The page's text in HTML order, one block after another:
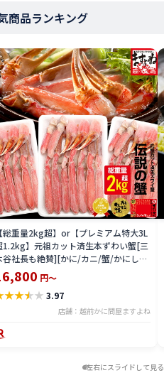
商品ランキング
【総重量2kg超】or【プレミアム特大3L
1.2kg】元祖カット済生本ずわい蟹[三
谷社長も絶賛][かに/カニ/蟹/かにしゃ
/ポーション/むき身]御中元 食品 取り
せグルメ 食べ物 プレゼント
円～
★★★★ 3.97
店舗：越前かに問屋ますよね
左右にスライドして見る